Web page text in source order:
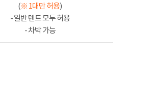
(※ 1대만 허용)
- 일반 텐트 모두 허용
- 차박 가능